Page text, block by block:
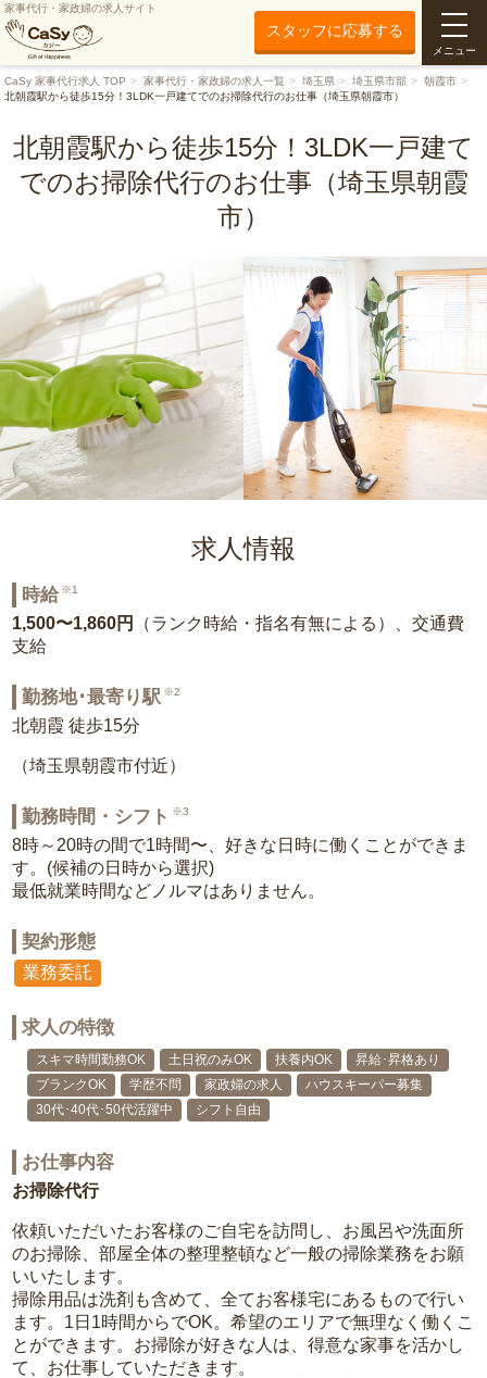
家事代行・家政婦の求人サイト
スタッフに応募する
メニュー
CaSy 家事代行求人 TOP 家事代行・家政婦の求人一覧 埼玉県 埼玉県市部
朝霞市
北朝霞駅から徒歩15分！3LDK一戸建てでのお掃除代行のお仕事（埼玉県朝霞市）
北朝霞駅から徒歩15分！3LDK一戸建て
でのお掃除代行のお仕事（埼玉県朝霞
市）
求人情報
時給 ※1
1,500〜1,860円
（ランク時給・指名有無による）、交通費
支給
勤務地･最寄り駅 ※2
北朝霞 徒歩15分
（埼玉県朝霞市付近）
勤務時間・シフト ※3
8時～20時の間で1時間〜、好きな日時に働くことができま
す。(候補の日時から選択)
最低就業時間などノルマはありません。
契約形態
業務委託
求人の特徴
スキマ時間勤務OK 土日祝のみOK 扶養内OK
昇給･昇格あり
ブランクOK
学歴不問 家政婦の求人
ハウスキーパー募集
30代･40代･50代活躍中
シフト自由
お仕事内容
お掃除代行
依頼いただいたお客様のご自宅を訪問し、お風呂や洗面所
のお掃除、部屋全体の整理整頓など一般の掃除業務をお願
いいたします。
掃除用品は洗剤も含めて、全てお客様宅にあるもので行い
ます。1日1時間からでOK。希望のエリアで無理なく働くこ
とができます。お掃除が好きな人は、得意な家事を活かし
て、お仕事していただきます。